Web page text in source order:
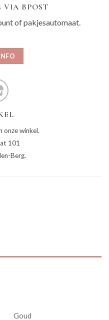
VIA BPOST
of pakjesautomaat.
onze winkel.
101
Berg.
Goud